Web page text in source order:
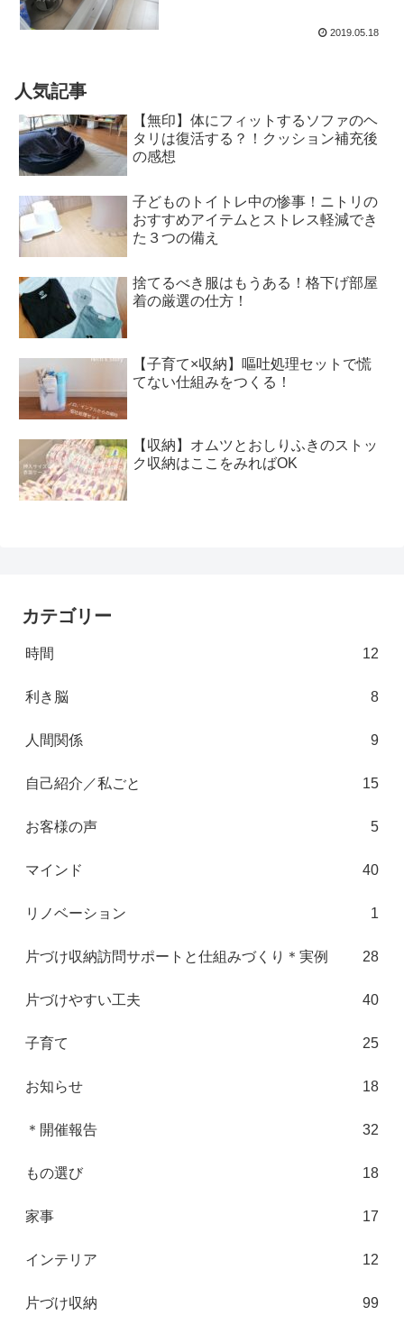
2019.05.18
人気記事
【無印】体にフィットするソファのヘ
タリは復活する？！クッション補充後
の感想
子どものトイトレ中の惨事！ニトリの
おすすめアイテムとストレス軽減でき
た３つの備え
捨てるべき服はもうある！格下げ部屋
着の厳選の仕方！
【子育て×収納】嘔吐処理セットで慌
てない仕組みをつくる！
【収納】オムツとおしりふきのストッ
ク収納はここをみればOK
カテゴリー
時間 12
利き脳 8
人間関係 9
自己紹介／私ごと 15
お客様の声 5
マインド 40
リノベーション 1
片づけ収納訪問サポートと仕組みづくり＊実例 28
片づけやすい工夫 40
子育て 25
お知らせ 18
＊開催報告 32
もの選び 18
家事 17
インテリア 12
片づけ収納 99